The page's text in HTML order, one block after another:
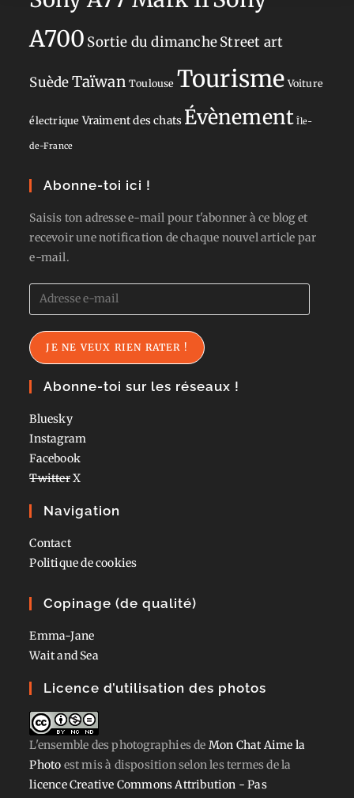
A700 Sortie du dimancheStreet art
SuèdeTaïwan Toulouse Tourisme Voiture
électrique Vraiment des chats Évènement Île-
de-France
Abonne-toi ici !
Saisis ton adresse e-mail pour t'abonner à ce blog et
recevoir une notification de chaque nouvel article par
e-mail.
Adresse
e-
mail
JE NE VEUX RIEN RATER !
Abonne-toi sur les réseaux !
Bluesky
Instagram
Facebook
TwitterX
Navigation
Contact
Politique de cookies
Copinage (de qualité)
Emma-Jane
Wait and Sea
Licence d’utilisation des photos
L'ensemble des photographiesde Mon Chat Aime la
Photo est mis à disposition selon les termes de la
licence Creative Commons Attribution - Pas